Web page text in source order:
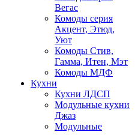
Вегас
Комоды серия
Акцент, Этюд,
Уют
Комоды Стив,
Гамма, Итен, Мэт
Комоды МДФ
Кухни
Кухни ЛДСП
Модульные кухни
Джаз
Модульные